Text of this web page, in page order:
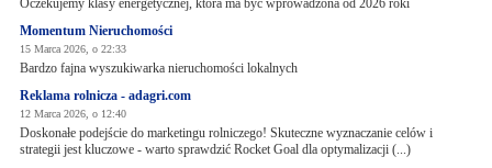
Oczekujemy klasy energetycznej, która ma być wprowadzona od 2026 roki
Momentum Nieruchomości
15 Marca 2026, o 22:33
Bardzo fajna wyszukiwarka nieruchomości lokalnych
Reklama rolnicza - adagri.com
12 Marca 2026, o 12:40
Doskonałe podejście do marketingu rolniczego! Skuteczne wyznaczanie celów i
strategii jest kluczowe - warto sprawdzić Rocket Goal dla optymalizacji (...)